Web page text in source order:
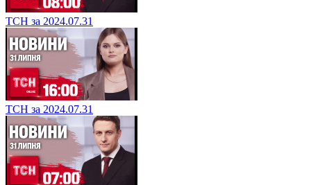
ТСН за 2024.07.31
ТСН за 2024.07.31